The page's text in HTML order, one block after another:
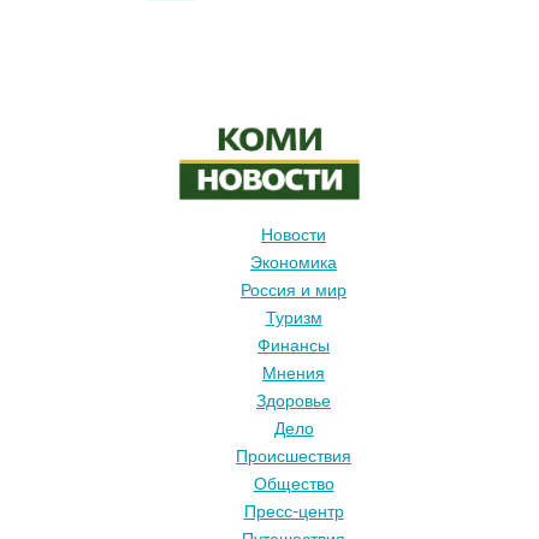
Новости
Экономика
Россия и мир
Туризм
Финансы
Мнения
Здоровье
Дело
Происшествия
Общество
Пресс-центр